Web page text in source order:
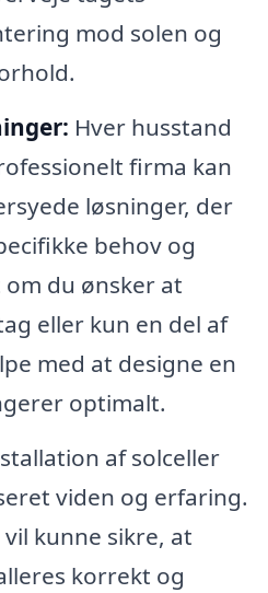
mod solen og
Hver husstand
firma kan
løsninger, der
behov og
du ønsker at
eller kun en del af
med at designe en
optimalt.
af solceller
viden og erfaring.
kunne sikre, at
korrekt og